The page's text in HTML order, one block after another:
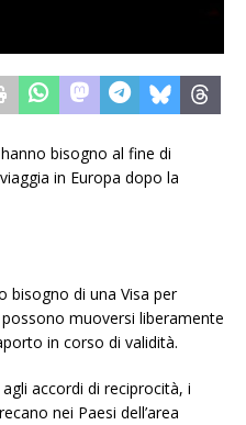
bisogno al fine di
in Europa dopo la
bisogno di una Visa per
possono muoversi liberamente
in corso di validità.
accordi di reciprocità, i
nei Paesi dell’area